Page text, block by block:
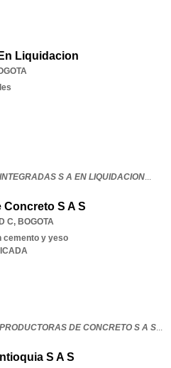
Liquidacion
S A EN LIQUIDACION...
S A S
C, BOGOTA
cemento y yeso
DE CONCRETO S A S...
S A S